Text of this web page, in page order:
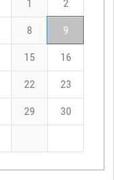
1 2
8 9
15 16
22 23
29 30